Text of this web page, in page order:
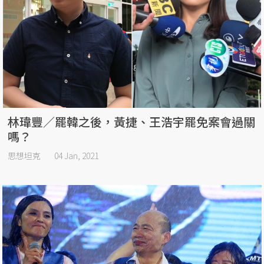
林瑋豐／罷韓之後，黃捷、王浩宇罷免案會過關
嗎？
思想坦克 04 Jan, 2021